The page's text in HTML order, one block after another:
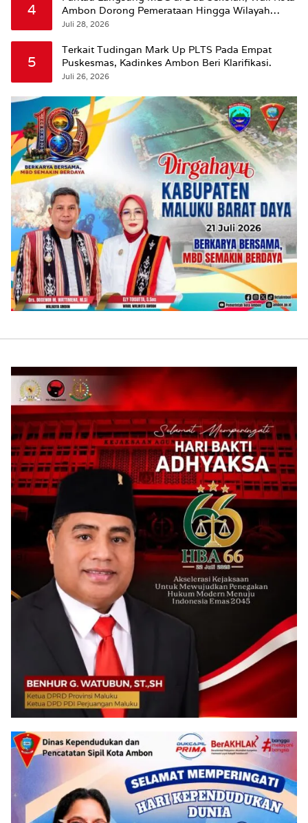
4
Ambon Dorong Pemerataan Hingga Wilayah
Leitimur Selatan
Juli 28, 2026
5
Terkait Tudingan Mark Up PLTS Pada Empat
Puskesmas, Kadinkes Ambon Beri Klarifikasi.
Juli 26, 2026